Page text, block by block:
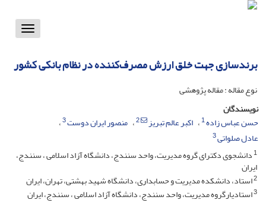
Toggle
برندسازی جهت خلق ارزش مصرف‌کننده در نظام بانکی کشور
نوع مقاله : مقاله پژوهشی
نویسندگان
حسن عباس زاده1 اکبر عالم تبریز 2 منصور ایران دوست3
عادل صلواتی3
1دانشجوی دکترای گروه مدیریت، واحد سنندج، دانشگاه آزاد اسلامی ، سنندج،
ایران
2استاد، دانشکده مدیریت و حسابداری، دانشگاه شهید بهشتی، تهران، ایران
3استادیارگروه مدیریت، واحد سنندج، دانشگاه آزاد اسلامی ، سنندج، ایران